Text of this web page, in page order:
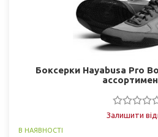
Боксерки Hayabusa Pro
Залишити
В НАЯВНОСТІ